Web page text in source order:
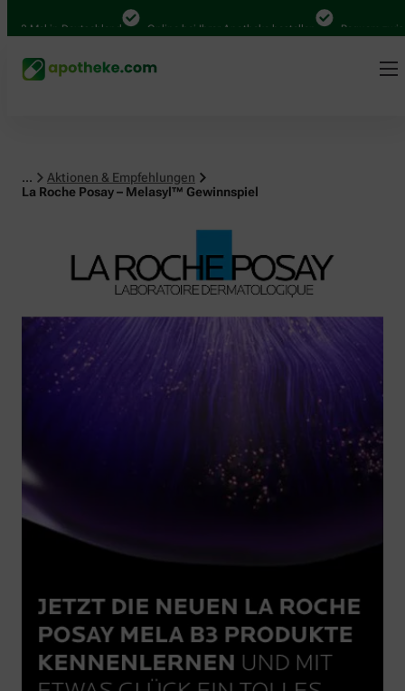
in Deutschland Online bei Ihrer Apotheke bestellen Bequem zwischen
...
Aktionen & Empfehlungen
La Roche Posay – Melasyl™ Gewinnspiel